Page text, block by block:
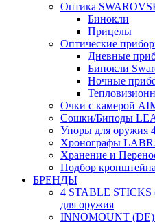
Оптика
Бинокли
Прицелы
Оптические
Дневные
Бинокли
Ночные
Очки с камерой
Сошки/Биподы
Упоры для оружия
Хронографы
Хранение и
Подбор
БРЕНДЫ
4 STABLE
для оружия
INNOMOUNT